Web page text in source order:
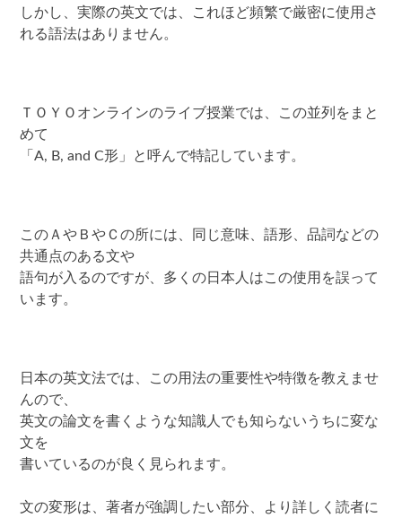
しかし、実際の英文では、これほど頻繁で厳密に使用さ
れる語法はありません。
ＴＯＹＯオンラインのライブ授業では、この並列をまと
めて
「A, B, and C形」と呼んで特記しています。
このＡやＢやＣの所には、同じ意味、語形、品詞などの
共通点のある文や
語句が入るのですが、多くの日本人はこの使用を誤って
います。
日本の英文法では、この用法の重要性や特徴を教えませ
んので、
英文の論文を書くような知識人でも知らないうちに変な
文を
書いているのが良く見られます。
文の変形は、著者が強調したい部分、より詳しく読者に